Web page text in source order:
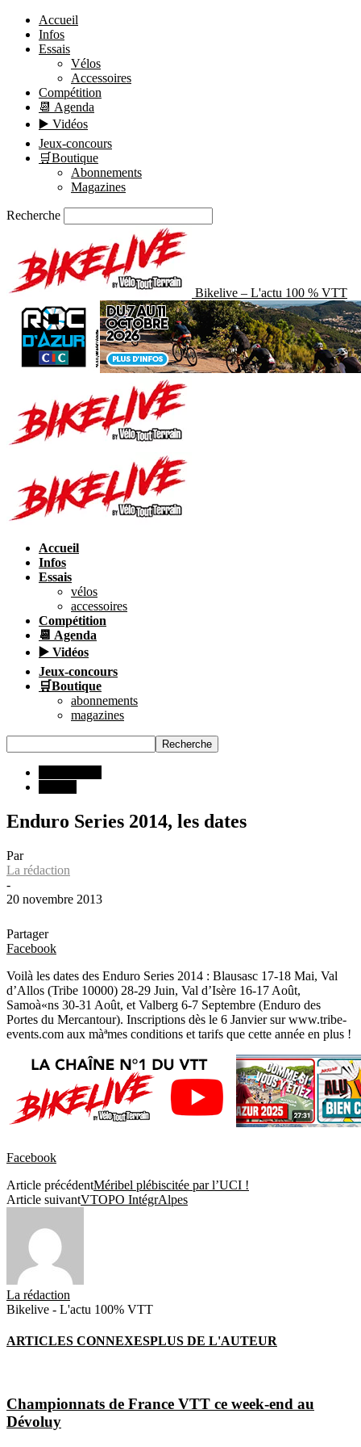
Accueil
Infos
Essais
Vélos
Accessoires
Compétition
📆 Agenda
▶️ Vidéos
Jeux-concours
🛒Boutique
Abonnements
Magazines
Recherche
Bikelive – L'actu 100 % VTT
Accueil
Infos
Essais
vélos
accessoires
Compétition
📆 Agenda
▶️ Vidéos
Jeux-concours
🛒Boutique
abonnements
magazines
Enduro Series 2014, les dates
Par
La rédaction
-
20 novembre 2013
Partager
Facebook
Voilà les dates des Enduro Series 2014 : Blausasc 17-18 Mai, Val
d’Allos (Tribe 10000) 28-29 Juin, Val d’Isère 16-17 Août,
Samoà«ns 30-31 Août, et Valberg 6-7 Septembre (Enduro des
Portes du Mercantour). Inscriptions dès le 6 Janvier sur www.tribe-
events.com aux màªmes conditions et tarifs que cette année en plus !
Facebook
Article précédentMéribel plébiscitée par l’UCI !
Article suivantVTOPO IntégrAlpes
La rédaction
Bikelive - L'actu 100% VTT
ARTICLES CONNEXESPLUS DE L'AUTEUR
Championnats de France VTT ce week-end au
Dévoluy